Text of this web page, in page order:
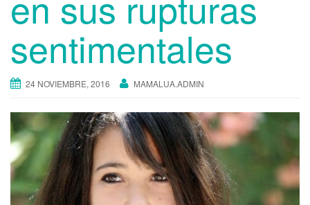
sentimentales
24 NOVIEMBRE, 2016 MAMALUA.ADMIN